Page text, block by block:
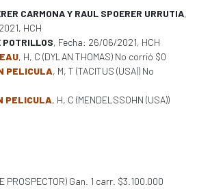
CARMONA Y RAUL SPOERER URRUTIA,
HCH
POTRILLOS, Fecha: 26/06/2021, HCH
, H, C (DYLAN THOMAS) No corrió $0
PELICULA, M, T (TACITUS (USA)) No
PELICULA, H, C (MENDELSSOHN (USA))
PROSPECTOR) Gan. 1 carr. $3.100.000